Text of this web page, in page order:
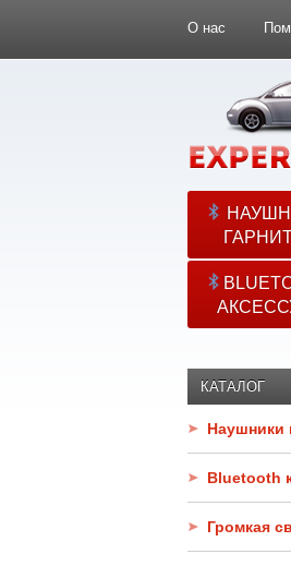
О нас
КАТАЛОГ
Наушники
Bluetooth
Громкая